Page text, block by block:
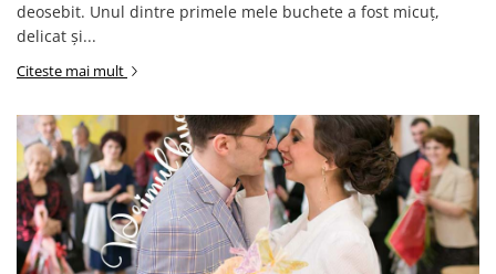
deosebit. Unul dintre primele mele buchete a fost micuț,
delicat și...
Citeste mai mult